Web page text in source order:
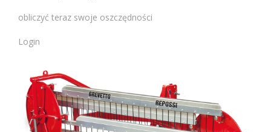
obliczyć teraz swoje oszczędności
Login